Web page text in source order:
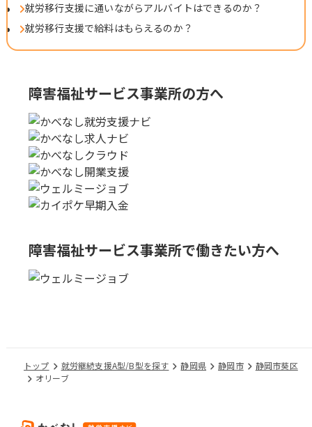
就労移行支援に通いながらアルバイトはできるのか？
就労移行支援で給料はもらえるのか？
障害福祉サービス事業所の方へ
障害福祉サービス事業所で働きたい方へ
トップ 就労継続支援A型/B型を探す 静岡県 静岡市
静岡市葵区
オリーブ